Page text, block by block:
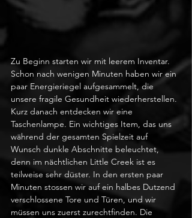
Zu Beginn starten wir mit leerem Inventar.
Schon nach wenigen Minuten haben wir ein
paar Energieriegel aufgesammelt, die
unsere fragile Gesundheit wiederherstellen.
Kurz danach entdecken wir eine
Taschenlampe. Ein wichtiges Item, das uns
während der gesamten Spielzeit auf
Wunsch dunkle Abschnitte beleuchtet,
denn im nächtlichen Little Creek ist es
teilweise sehr düster. In den ersten paar
Minuten stossen wir auf ein halbes Dutzend
verschlossene Tore und Türen, und wir
müssen uns zuerst zurechtfinden. Die